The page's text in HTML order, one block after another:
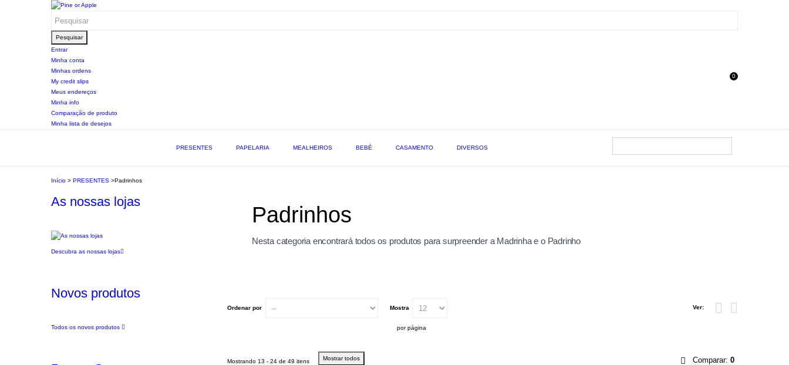
Pesquisar
0
Entrar
Minha conta
Minhas ordens
My credit slips
Meus endereços
Minha info
Comparação de produto
Minha lista de desejos
PRESENTES PAPELARIA MEALHEIROS BEBÉ CASAMENTO DIVERSOS
Início > PRESENTES >Padrinhos
As nossas lojas
Descubra as nossas lojas
Novos produtos
Todos os novos produtos
Padrinhos
Nesta categoria encontrará todos os produtos para surpreender a Madrinha e o Padrinho
Ver:
Ordenar por Mostra
por página
Mostrando 13 - 24 de 49 itens Mostrar todos Comparar: 0